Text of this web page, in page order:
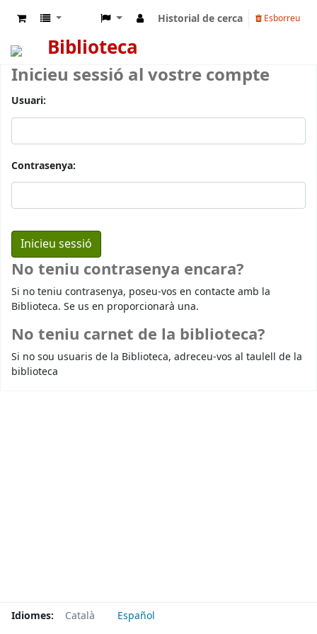
Historial de cerca Esborreu
Biblioteca
Inicieu sessió al vostre compte
Usuari:
Contrasenya:
No teniu contrasenya encara?
Si no teniu contrasenya, poseu-vos en contacte amb la
Biblioteca. Se us en proporcionarà una.
No teniu carnet de la biblioteca?
Si no sou usuaris de la Biblioteca, adreceu-vos al taulell de la
biblioteca
Idiomes: Català Español